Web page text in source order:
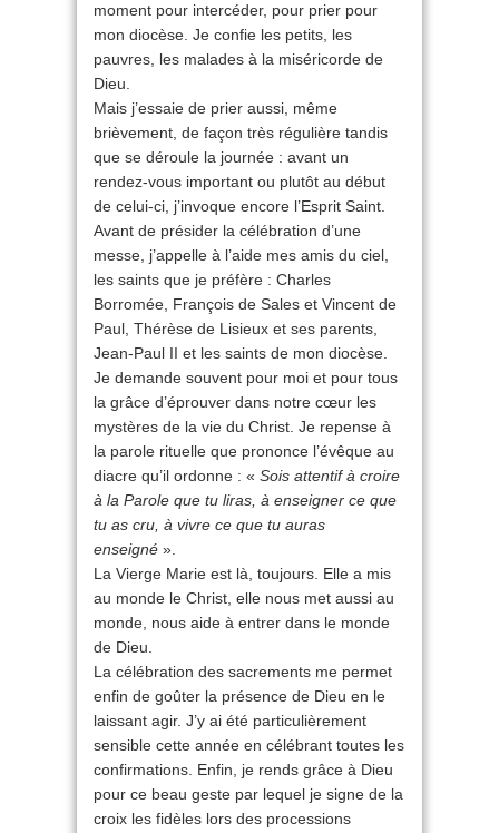
moment pour intercéder, pour prier pour
mon diocèse. Je confie les petits, les
pauvres, les malades à la miséricorde de
Dieu.
Mais j’essaie de prier aussi, même
brièvement, de façon très régulière tandis
que se déroule la journée : avant un
rendez-vous important ou plutôt au début
de celui-ci, j’invoque encore l’Esprit Saint.
Avant de présider la célébration d’une
messe, j’appelle à l’aide mes amis du ciel,
les saints que je préfère : Charles
Borromée, François de Sales et Vincent de
Paul, Thérèse de Lisieux et ses parents,
Jean-Paul II et les saints de mon diocèse.
Je demande souvent pour moi et pour tous
la grâce d’éprouver dans notre cœur les
mystères de la vie du Christ. Je repense à
la parole rituelle que prononce l’évêque au
diacre qu’il ordonne : « Sois attentif à croire
à la Parole que tu liras, à enseigner ce que
tu as cru, à vivre ce que tu auras
enseigné ».
La Vierge Marie est là, toujours. Elle a mis
au monde le Christ, elle nous met aussi au
monde, nous aide à entrer dans le monde
de Dieu.
La célébration des sacrements me permet
enfin de goûter la présence de Dieu en le
laissant agir. J’y ai été particulièrement
sensible cette année en célébrant toutes les
confirmations. Enfin, je rends grâce à Dieu
pour ce beau geste par lequel je signe de la
croix les fidèles lors des processions